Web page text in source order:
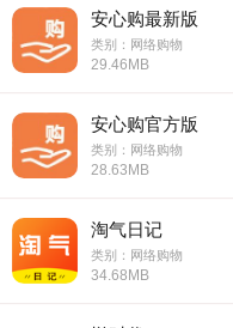
安心购最新版
类别：网络购物
29.46MB
安心购官方版
类别：网络购物
28.63MB
淘气日记
类别：网络购物
34.68MB